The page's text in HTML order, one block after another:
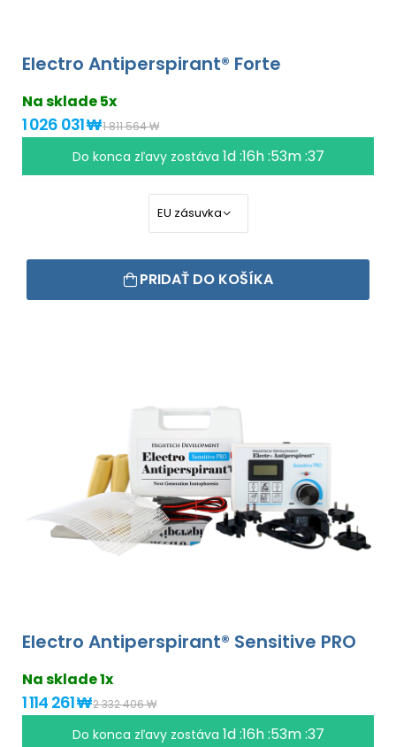
Electro Antiperspirant® Forte
Na sklade 5x
1 026 031 ₩1 811 564 ₩
Do konca zľavy zostáva 1d :16h :53m :37
PRIDAŤ DO KOŠÍKA
Electro Antiperspirant® Sensitive PRO
Na sklade 1x
1 114 261 ₩2 332 406 ₩
Do konca zľavy zostáva 1d :16h :53m :37